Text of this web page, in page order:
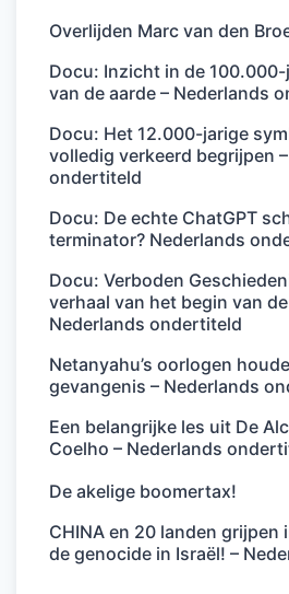
Overlijden Marc van den
Docu: Inzicht in de
van de aarde – Nederlands
Docu: Het 12.000-jarige
volledig verkeerd begrijpen
ondertiteld
Docu: De echte ChatGPT
terminator? Nederlands
Docu: Verboden
verhaal van het begin van
Nederlands ondertiteld
Netanyahu’s oorlogen
gevangenis – Nederlands
Een belangrijke les uit De
Coelho – Nederlands
De akelige boomertax!
CHINA en 20 landen grijpen
de genocide in Israël! –